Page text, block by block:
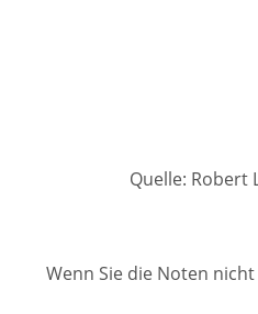
Quelle: Robert
Wenn Sie die Noten